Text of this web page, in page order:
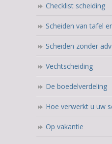
Checklist scheiding
Scheiden van tafel
Scheiden zonder
Vechtscheiding
De boedelverdeling
Hoe verwerkt u uw
Op vakantie